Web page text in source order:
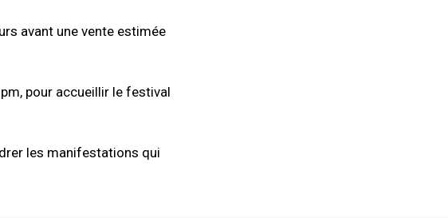
avant une vente estimée
pour accueillir le festival
les manifestations qui